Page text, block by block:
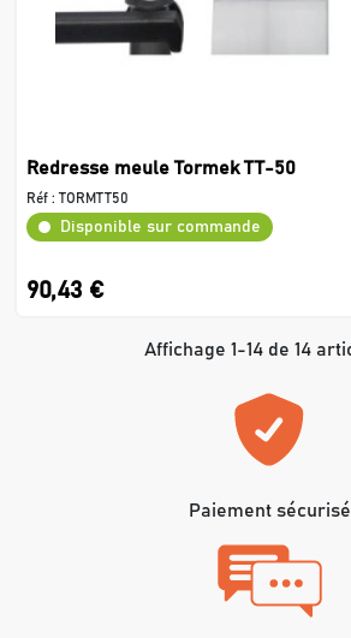
Redresse meule Tormek TT-50
Réf :TORMTT50
Disponible sur commande
90,43 €
Affichage 1-14 de 14
Paiement sécurisé